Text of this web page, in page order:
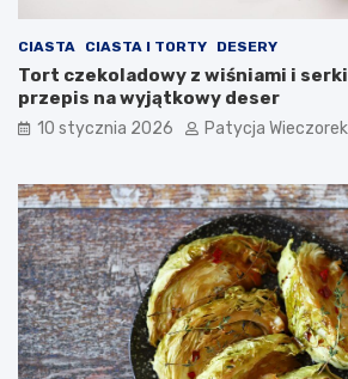
CIASTA CIASTA I TORTY DESERY
Tort czekoladowy z wiśniami i
przepis na wyjątkowy deser
10 stycznia 2026 Patycja Wieczorek